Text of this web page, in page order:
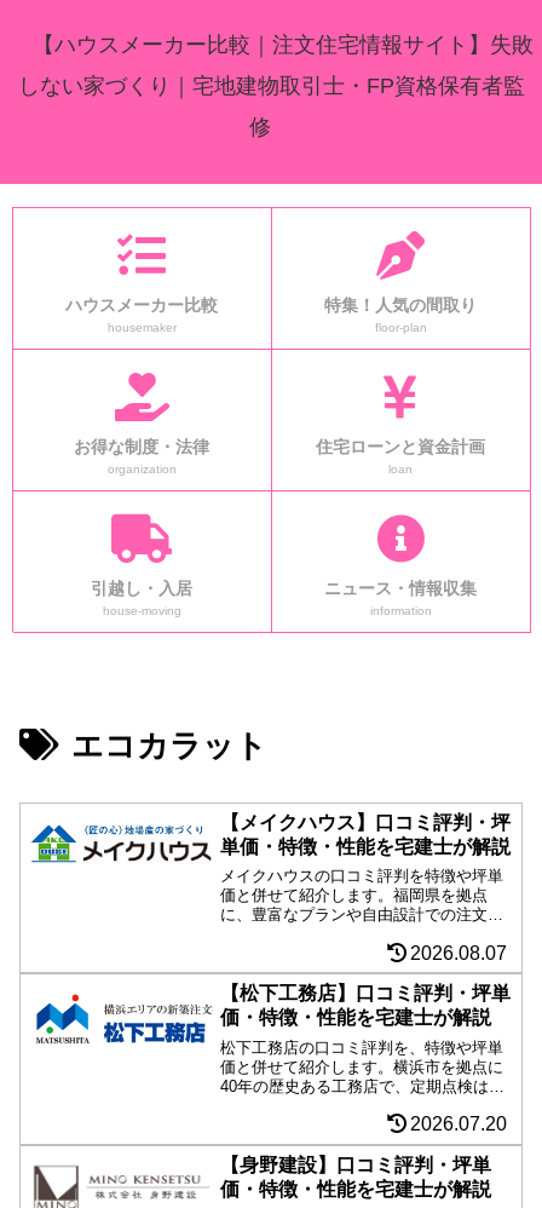
【ハウスメーカー比較｜注文住宅情報サイト】失敗
しない家づくり｜宅地建物取引士・FP資格保有者監
修
ハウスメーカー比較
housemaker
特集！人気の間取り
floor-plan
お得な制度・法律
organization
住宅ローンと資金計画
loan
引越し・入居
house-moving
ニュース・情報収集
information
エコカラット
【メイクハウス】口コミ評判・坪
単価・特徴・性能を宅建士が解説
メイクハウスの口コミ評判を特徴や坪単
価と併せて紹介します。福岡県を拠点
に、豊富なプランや自由設計での注文住
ーク「ジャーブネット」加盟で、大手HM
の強みと工務店のメリットを抑える。長
期優良住宅、ZEH住宅、耐震等級３な
ど、性能面も十分。ローコストなコミコ
ミ定額制プランも必見。
2026.08.07
【松下工務店】口コミ評判・坪単
価・特徴・性能を宅建士が解説
松下工務店の口コミ評判を、特徴や坪単
価と併せて紹介します。横浜市を拠点に
40年の歴史ある工務店で、定期点検はず
ポイント。吹付け発泡ウレタン断熱によ
る断熱性、耐震等級３相当に対応する安
心感、ユニバーサルデザインを意識した
完全自由設計の建築に注目。
2026.07.20
【身野建設】口コミ評判・坪単
価・特徴・性能を宅建士が解説